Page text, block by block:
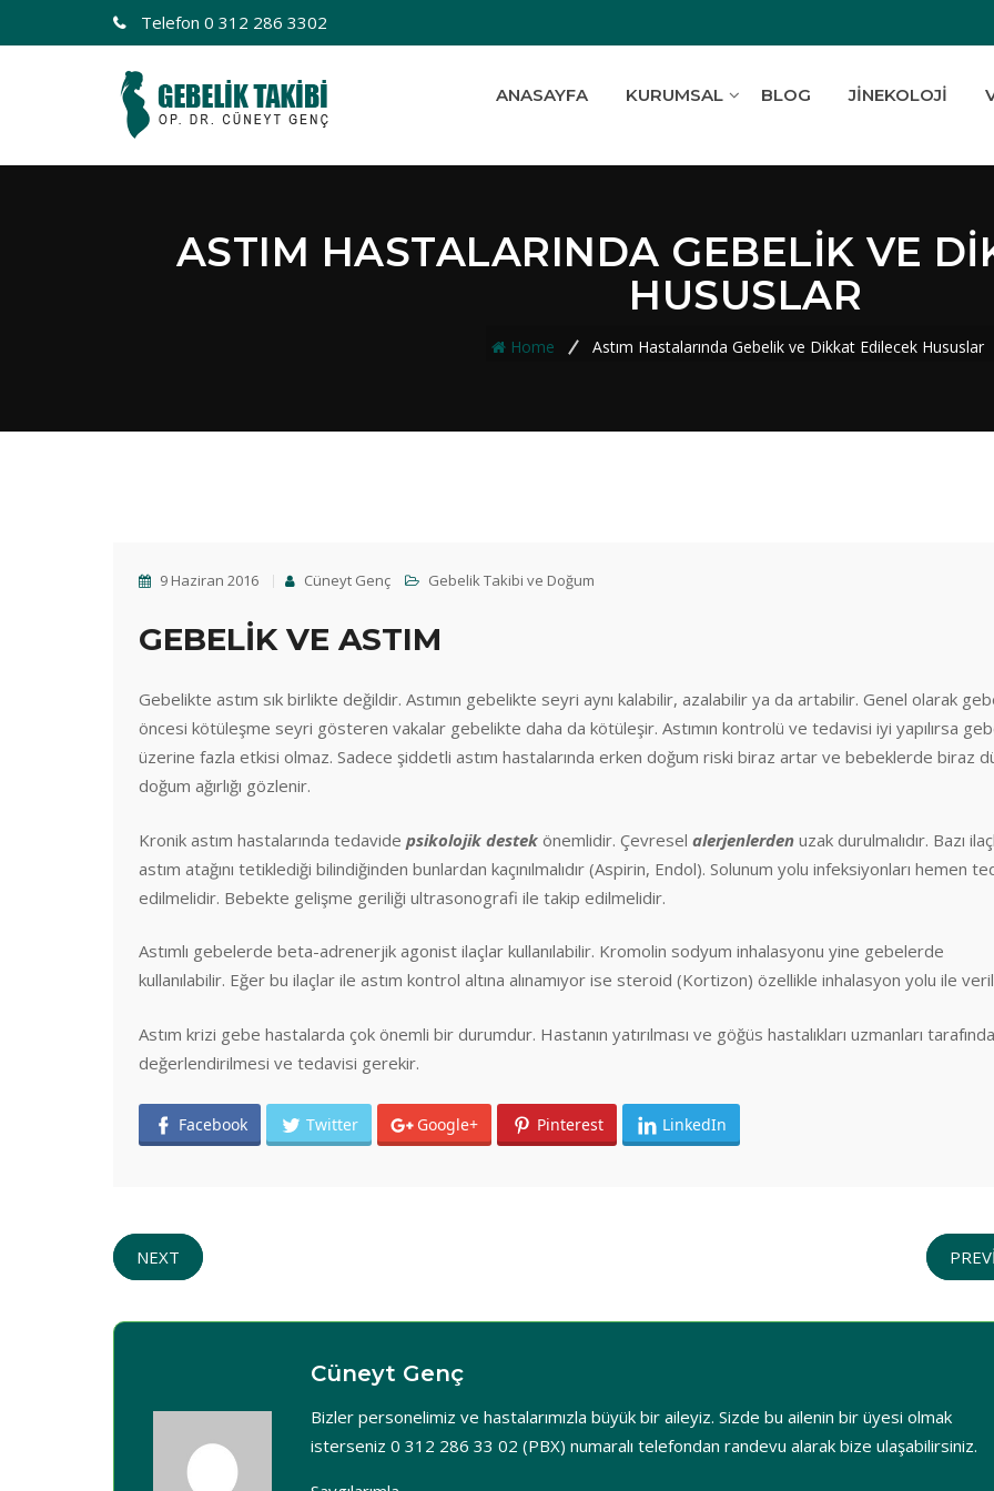
Telefon 0 312 286 3302
ANASAYFA KURUMSAL BLOG JINEKOLOJI
ASTIM HASTALARINDA GEBELIK VE
HUSUSLAR
Home Astım Hastalarında Gebelik ve Dikkat Edilecek Hususlar
9 Haziran 2016 Cüneyt Genç Gebelik Takibi ve Doğum
GEBELİKVE ASTIM
Gebelikte astım sık birlikte değildir. Astımın gebelikte seyri aynı kalabilir, azalabilir ya da artabilir. Genel olarak
öncesi kötüleşme seyri gösteren vakalar gebelikte daha da kötüleşir. Astımın kontrolü ve tedavisi iyi yapılırsa
üzerine fazla etkisi olmaz. Sadece şiddetli astım hastalarında erken doğum riski biraz artar ve bebeklerde biraz
doğum ağırlığı gözlenir.
Kronik astım hastalarında tedavide psikolojik destek önemlidir. Çevresel alerjenlerden uzak durulmalıdır. Bazı
astım atağını tetiklediği bilindiğinden bunlardan kaçınılmalıdır (Aspirin, Endol). Solunum yolu infeksiyonları hemen
edilmelidir. Bebekte gelişme geriliği ultrasonografi ile takip edilmelidir.
Astımlı gebelerde beta-adrenerjik agonist ilaçlar kullanılabilir. Kromolin sodyum inhalasyonu yine gebelerde
kullanılabilir. Eğer bu ilaçlar ile astım kontrol altına alınamıyor ise steroid (Kortizon) özellikle inhalasyon yolu ile
Astım krizi gebe hastalarda çok önemli bir durumdur. Hastanın yatırılması ve göğüs hastalıkları uzmanları
değerlendirilmesi ve tedavisi gerekir.
Facebook Twitter Google+ Pinterest LinkedIn
NEXT
Cüneyt Genç
Bizler personelimiz ve hastalarımızla büyük bir aileyiz. Sizde bu ailenin bir üyesi olmak
isterseniz 0 312 286 33 02 (PBX) numaralı telefondan randevu alarak bize ulaşabilirsiniz.